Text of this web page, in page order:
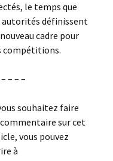
le temps que
autorités définissent
cadre pour
compétitions.
– – –
souhaitez faire
sur cet
vous pouvez
à